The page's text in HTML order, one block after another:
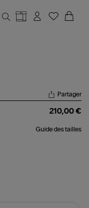
Partager
210,00 €
Guide des tailles